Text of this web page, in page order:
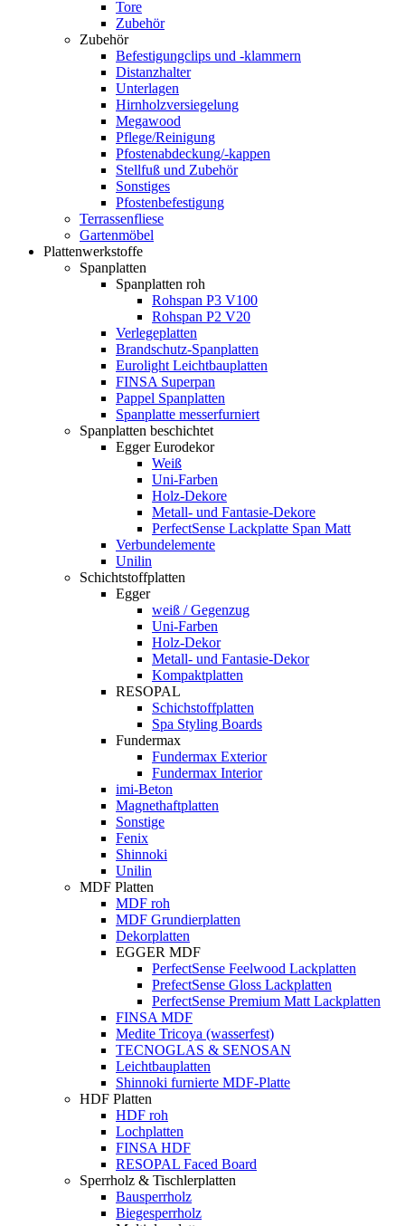
Tore
Zubehör
Zubehör
Befestigungclips und -klammern
Distanzhalter
Unterlagen
Hirnholzversiegelung
Megawood
Pflege/Reinigung
Pfostenabdeckung/-kappen
Stellfuß und Zubehör
Sonstiges
Pfostenbefestigung
Terrassenfliese
Gartenmöbel
Plattenwerkstoffe
Spanplatten
Spanplatten roh
Rohspan P3 V100
Rohspan P2 V20
Verlegeplatten
Brandschutz-Spanplatten
Eurolight Leichtbauplatten
FINSA Superpan
Pappel Spanplatten
Spanplatte messerfurniert
Spanplatten beschichtet
Egger Eurodekor
Weiß
Uni-Farben
Holz-Dekore
Metall- und Fantasie-Dekore
PerfectSense Lackplatte Span Matt
Verbundelemente
Unilin
Schichtstoffplatten
Egger
weiß / Gegenzug
Uni-Farben
Holz-Dekor
Metall- und Fantasie-Dekor
Kompaktplatten
RESOPAL
Schichstoffplatten
Spa Styling Boards
Fundermax
Fundermax Exterior
Fundermax Interior
imi-Beton
Magnethaftplatten
Sonstige
Fenix
Shinnoki
Unilin
MDF Platten
MDF roh
MDF Grundierplatten
Dekorplatten
EGGER MDF
PerfectSense Feelwood Lackplatten
PrefectSense Gloss Lackplatten
PerfectSense Premium Matt Lackplatten
FINSA MDF
Medite Tricoya (wasserfest)
TECNOGLAS & SENOSAN
Leichtbauplatten
Shinnoki furnierte MDF-Platte
HDF Platten
HDF roh
Lochplatten
FINSA HDF
RESOPAL Faced Board
Sperrholz & Tischlerplatten
Bausperrholz
Biegesperrholz